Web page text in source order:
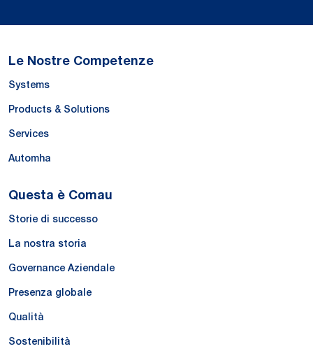
Le Nostre Competenze
Systems
Products & Solutions
Services
Automha
Questa è Comau
Storie di successo
La nostra storia
Governance Aziendale
Presenza globale
Qualità
Sostenibilità